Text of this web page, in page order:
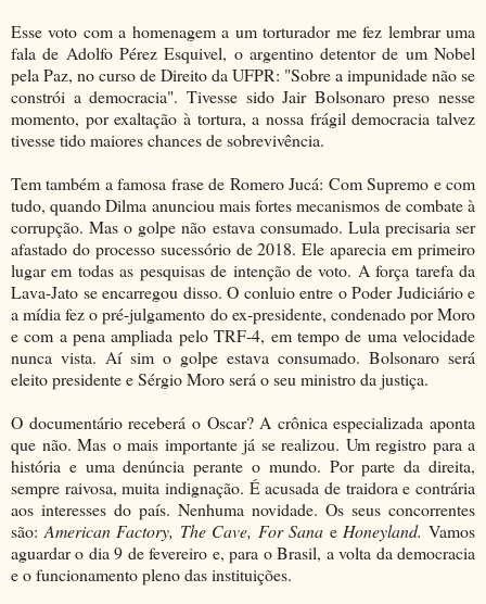
Esse voto com a homenagem a um torturador me fez lembrar uma
fala de Adolfo Pérez Esquivel, o argentino detentor de um Nobel
pela Paz, no curso de Direito da UFPR: "Sobre a impunidade não se
constrói a democracia". Tivesse sido Jair Bolsonaro preso nesse
momento, por exaltação à tortura, a nossa frágil democracia talvez
tivesse tido maiores chances de sobrevivência.
Tem também a famosa frase de Romero Jucá: Com Supremo e com
tudo, quando Dilma anunciou mais fortes mecanismos de combate à
corrupção. Mas o golpe não estava consumado. Lula precisaria ser
afastado do processo sucessório de 2018. Ele aparecia em primeiro
lugar em todas as pesquisas de intenção de voto. A força tarefa da
Lava-Jato se encarregou disso. O conluio entre o Poder Judiciário e
a mídia fez o pré-julgamento do ex-presidente, condenado por Moro
e com a pena ampliada pelo TRF-4, em tempo de uma velocidade
nunca vista. Aí sim o golpe estava consumado. Bolsonaro será
eleito presidente e Sérgio Moro será o seu ministro da justiça.
O documentário receberá o Oscar? A crônica especializada aponta
que não. Mas o mais importante já se realizou. Um registro para a
história e uma denúncia perante o mundo. Por parte da direita,
sempre raivosa, muita indignação. É acusada de traidora e contrária
aos interesses do país. Nenhuma novidade. Os seus concorrentes
são: American Factory, The Cave, For Sana e Honeyland.Vamos
aguardar o dia 9 de fevereiro e, para o Brasil, a volta da democracia
e o funcionamento pleno das instituições.